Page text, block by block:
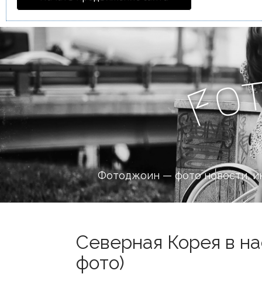
Fo
Фотоджоин — фото новости,
Северная Корея в
фото)